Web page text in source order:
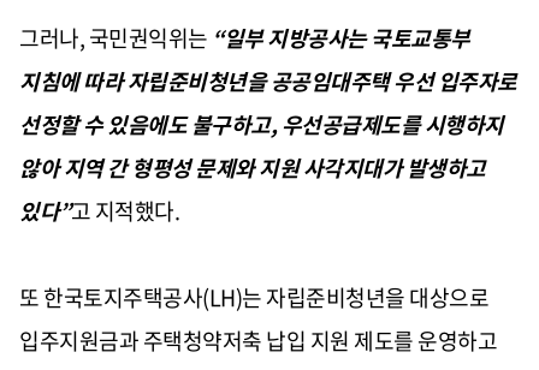
그러나,국민권익위는 “일부 지방공사는 국토교통부
지침에 따라 자립준비청년을 공공임대주택 우선 입주자로
선정할 수 있음에도 불구하고,우선공급제도를 시행하지
않아 지역 간 형평성 문제와 지원 사각지대가 발생하고
있다”고 지적했다.
또 한국토지주택공사(LH)는 자립준비청년을 대상으로
입주지원금과 주택청약저축 납입 지원 제도를 운영하고